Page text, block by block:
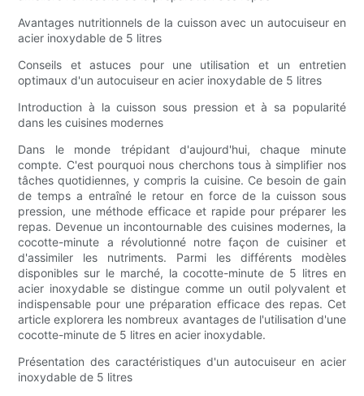
Avantages nutritionnels de la cuisson avec un autocuiseur en
acier inoxydable de 5 litres
Conseils et astuces pour une utilisation et un entretien
optimaux d'un autocuiseur en acier inoxydable de 5 litres
Introduction à la cuisson sous pression et à sa popularité
dans les cuisines modernes
Dans le monde trépidant d'aujourd'hui, chaque minute
compte. C'est pourquoi nous cherchons tous à simplifier nos
tâches quotidiennes, y compris la cuisine. Ce besoin de gain
de temps a entraîné le retour en force de la cuisson sous
pression, une méthode efficace et rapide pour préparer les
repas. Devenue un incontournable des cuisines modernes, la
cocotte-minute a révolutionné notre façon de cuisiner et
d'assimiler les nutriments. Parmi les différents modèles
disponibles sur le marché, la cocotte-minute de 5 litres en
acier inoxydable se distingue comme un outil polyvalent et
indispensable pour une préparation efficace des repas. Cet
article explorera les nombreux avantages de l'utilisation d'une
cocotte-minute de 5 litres en acier inoxydable.
Présentation des caractéristiques d'un autocuiseur en acier
inoxydable de 5 litres